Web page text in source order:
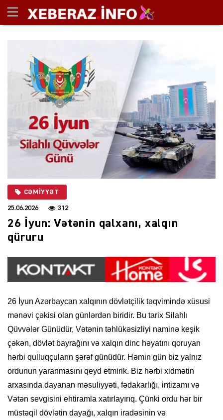
CƏMIYYƏT
25.06.2026 312
26 İyun: Vətənin qalxanı, xalqın
qüruru
26 İyun Azərbaycan xalqının dövlətçilik təqvimində xüsusi
mənəvi çəkisi olan günlərdən biridir. Bu tarix Silahlı
Qüvvələr Günüdür, Vətənin təhlükəsizliyi naminə keşik
çəkən, dövlət bayrağını və xalqın dinc həyatını qoruyan
hərbi qulluqçuların şərəf günüdür. Həmin gün biz yalnız
ordunun yaranmasını qeyd etmirik. Biz hərbi xidmətin
arxasında dayanan məsuliyyəti, fədakarlığı, intizamı və
Vətən sevgisini ehtiramla xatırlayırıq. Çünki ordu hər bir
müstəqil dövlətin dayağı, xalqın iradəsinin və